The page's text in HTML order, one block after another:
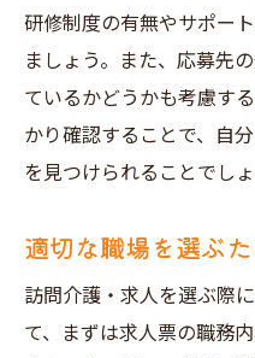
研修制度の有無やサポー
ましょう。また、応募先
ているかどうかも考慮す
かり確認することで、自
を見つけられることでしょ
適切な職場を選ぶ
訪問介護・求人を選ぶ際
て、まずは求人票の職務